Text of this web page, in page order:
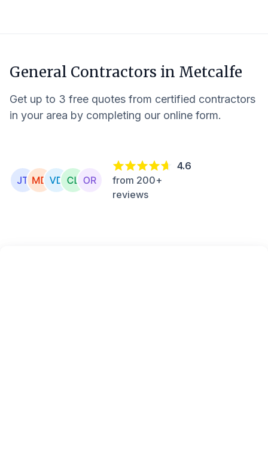
General Contractors in Metcalfe
Get up to 3 free quotes from certified contractors
in your area by completing our online form.
4.6
from 200+
reviews